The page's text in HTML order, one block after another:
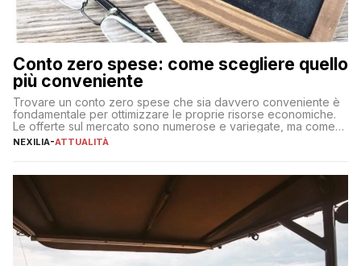
Conto zero spese: come scegliere quello
più conveniente
Trovare un conto zero spese che sia davvero conveniente è
fondamentale per ottimizzare le proprie risorse economiche.
Le offerte sul mercato sono numerose e variegate, ma come
individuare quella più adatta alle proprie esigenze senza
sul […]
NEXILIA-ATTUALITÀ